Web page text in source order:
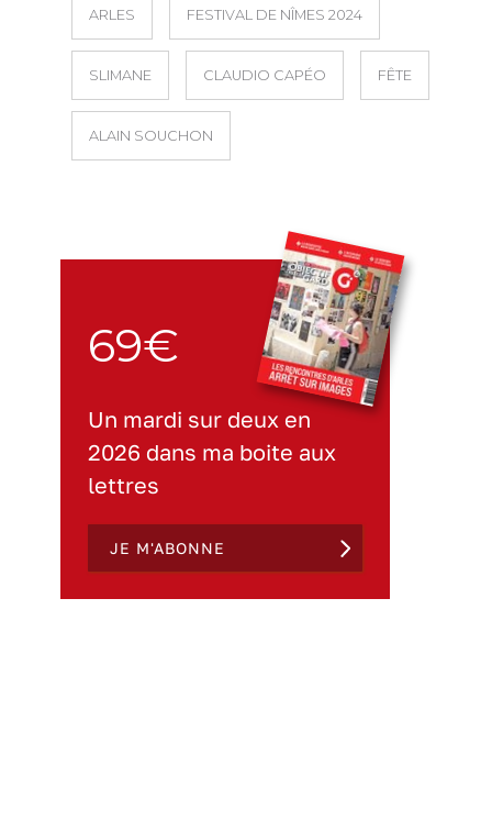
ARLES FESTIVAL DE NÎMES 2024
SLIMANE CLAUDIO CAPÉO FÊTE
ALAIN SOUCHON
69€
Un mardi sur deux en
2026 dans ma boite aux
lettres
JE M'ABONNE